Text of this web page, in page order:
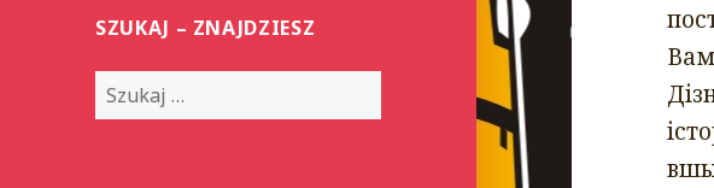
SZUKAJ – ZNAJDZIESZ
S
z